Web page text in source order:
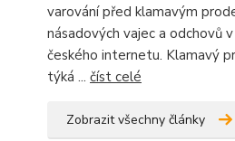
varování před klamavým
násadových vajec a odchovů
českého internetu. Klamavý
týká ... číst celé
Zobrazit všechny články